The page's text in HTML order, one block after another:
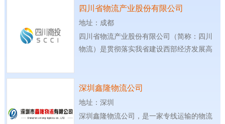
四川省物流产业股份有限公司
地址：成都
四川省物流产业股份有限公司（简称：四川
物流）是贯彻落实我省建设西部经济发展高
深圳鑫隆物流公司
地址：深圳
深圳鑫隆物流公司，是一家专线运输的物流